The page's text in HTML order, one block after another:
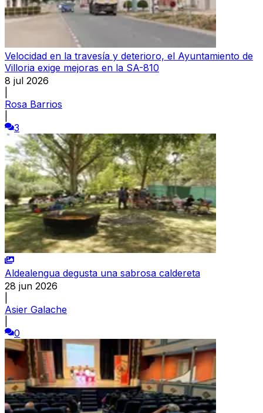
Velocidad en la travesía y deterioro, el Ayuntamiento de
Villoria exige mejoras en la SA-810
8 jul 2026
Rosa Barrios
3
Aldealengua degusta una sabrosa caldereta
28 jun 2026
Asier Galache
0